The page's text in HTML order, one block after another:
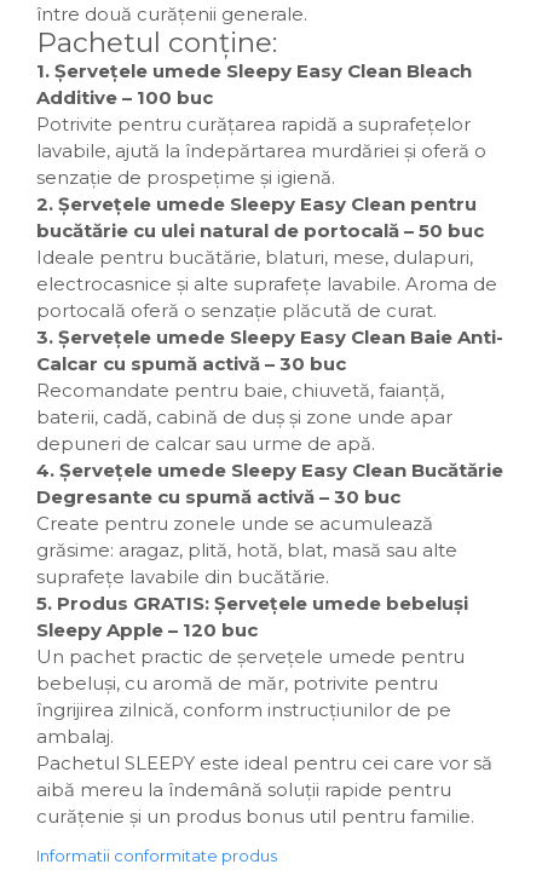
între două curățenii generale.
Pachetul conține:
1. Șervețele umede Sleepy Easy Clean Bleach
Additive – 100 buc
Potrivite pentru curățarea rapidă a suprafețelor
lavabile, ajută la îndepărtarea murdăriei și oferă o
senzație de prospețime și igienă.
2. Șervețele umede Sleepy Easy Clean pentru
bucătărie cu ulei natural de portocală – 50 buc
Ideale pentru bucătărie, blaturi, mese, dulapuri,
electrocasnice și alte suprafețe lavabile. Aroma de
portocală oferă o senzație plăcută de curat.
3. Șervețele umede Sleepy Easy Clean Baie Anti-
Calcar cu spumă activă – 30 buc
Recomandate pentru baie, chiuvetă, faianță,
baterii, cadă, cabină de duș și zone unde apar
depuneri de calcar sau urme de apă.
4. Șervețele umede Sleepy Easy Clean Bucătărie
Degresante cu spumă activă – 30 buc
Create pentru zonele unde se acumulează
grăsime: aragaz, plită, hotă, blat, masă sau alte
suprafețe lavabile din bucătărie.
5. Produs GRATIS: Șervețele umede bebeluși
Sleepy Apple – 120 buc
Un pachet practic de șervețele umede pentru
bebeluși, cu aromă de măr, potrivite pentru
îngrijirea zilnică, conform instrucțiunilor de pe
ambalaj.
Pachetul SLEEPY este ideal pentru cei care vor să
aibă mereu la îndemână soluții rapide pentru
curățenie și un produs bonus util pentru familie.
Informatii conformitate produs